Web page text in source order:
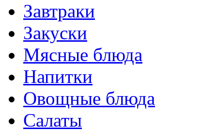
Завтраки
Закуски
Мясные блюда
Напитки
Овощные блюда
Салаты